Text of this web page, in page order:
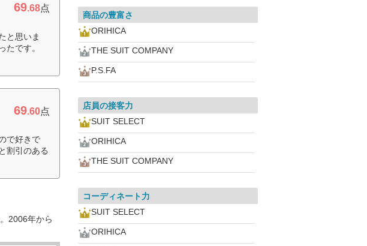
69.68点
と思いま
たです。
69.60点
で好きで
割引のある
2006年から
商品の豊富さ
ORIHICA
THE SUIT COMPANY
P.S.FA
店員の接客力
SUIT SELECT
ORIHICA
THE SUIT COMPANY
コーディネート力
SUIT SELECT
ORIHICA